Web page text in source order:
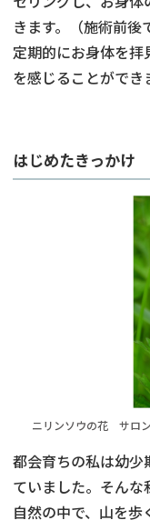
きます。（施術前後
定期的にお身体を
を感じることができ
はじめたきっかけ
ニリンソウの花 サロ
都会育ちの私は幼
ていました。そん
自然の中で、山を